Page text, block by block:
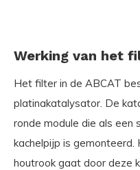
Werking van het
Het filter in de ABCAT
platinakatalysator. De
ronde module die als een
kachelpijp is
houtrook gaat door deze